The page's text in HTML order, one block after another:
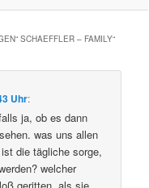
SCHAEFFLER – FAMILY“
Uhr:
ja, ob es dann
was uns allen
die tägliche sorge,
welcher
geritten, als sie